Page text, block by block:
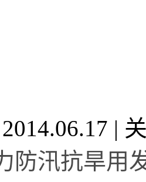
|
汛抗旱用